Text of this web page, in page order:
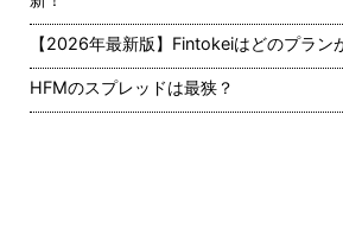
【2026年最新版】Fintokeiはどのプラン
HFMのスプレッドは最狭？